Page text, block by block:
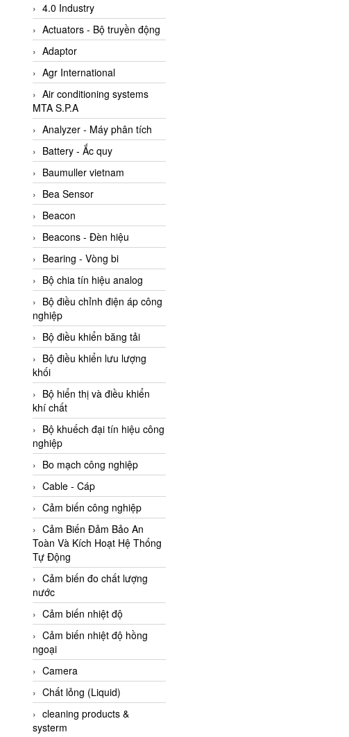
3CTEST Vietnam
4B VietNam Vietnam
ABB Vietnam
AC Infinity Vietnam
AC&E Telecommunications
AC&T Vietnam
Accepta Vietnam
ACCUMAC Vietnam
AccuWeb Vietnam
Acey
ACOEM Vietnam
ADCA Vietnam
ADFweb Vietnam
Adler Vietnam
Ados Vietnam
Advanced Energy Vietnam
Advantech Vietnam
Agate Vietnam
AGR International Vietnam
Aichi Tokei Denki Vietnam
Aii Vietnam
AIKOH
AINUO Vietnam
AIR MAJOR
Aira Euro Automation
Airtac Vietnam
Airtec Vietnam
AI-Tek Vietnam
Akerstroms Viet Nam
AKO Armaturen &
Separationstechnik
AKO Armaturen &
Separationstechnik Vietnam
AKUSENSE
ALA OFFICINE SPA
4.0 Industry
Actuators - Bộ truyền động
Adaptor
Agr International
Air conditioning systems
MTA S.P.A
Analyzer - Máy phân tích
Battery - Ắc quy
Baumuller vietnam
Bea Sensor
Beacon
Beacons - Đèn hiệu
Bearing - Vòng bi
Bộ chia tín hiệu analog
Bộ điều chỉnh điện áp công
nghiệp
Bộ điều khiển băng tải
Bộ điều khiển lưu lượng
khối
Bộ hiển thị và điều khiển
khí chất
Bộ khuếch đại tín hiệu công
nghiệp
Bo mạch công nghiệp
Cable - Cáp
Cảm biến công nghiệp
Cảm Biến Đảm Bảo An
Toàn Và Kích Hoạt Hệ Thống
Tự Động
Cảm biến đo chất lượng
nước
Cảm biến nhiệt độ
Cảm biến nhiệt độ hồng
ngoại
Camera
Chất lỏng (Liquid)
cleaning products &
systerm